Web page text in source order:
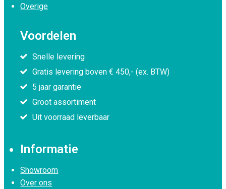
Overige
Voordelen
Snelle levering
Gratis levering boven € 450,- (ex. BTW)
5 jaar garantie
Groot assortiment
Uit voorraad leverbaar
Informatie
Showroom
Over ons